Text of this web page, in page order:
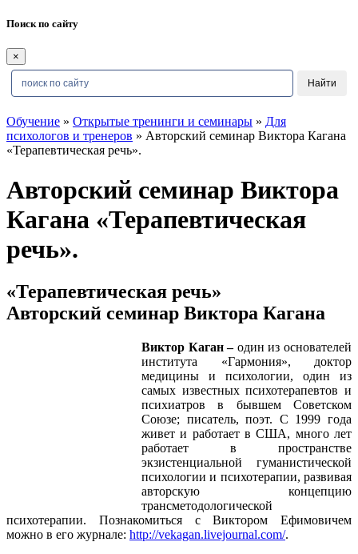
Поиск по сайту
×
Обучение » Открытые тренинги и семинары » Для
психологов и тренеров » Авторский семинар Виктора Кагана
«Терапевтическая речь».
Авторский семинар Виктора
Кагана «Терапевтическая
речь».
«Терапевтическая речь»
Авторский семинар Виктора Кагана
Виктор Каган –один из основателей
института «Гармония», доктор
медицины и психологии, один из
самых известных психотерапевтов и
психиатров в бывшем Советском
Союзе; писатель, поэт. С 1999 года
живет и работает в США, много лет
работает в пространстве
экзистенциальной гуманистической
психологии и психотерапии, развивая
авторскую концепцию
трансметодологической
психотерапии. Познакомиться с Виктором Ефимовичем
можно в его журнале: http://vekagan.livejournal.com/.